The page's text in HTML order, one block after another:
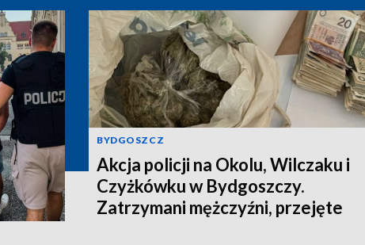
BYDGOSZCZ
Akcja policji na Okolu, Wilczaku i
Czyżkówku w Bydgoszczy.
Zatrzymani mężczyźni, przejęte